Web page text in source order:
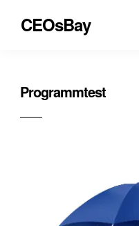
CEOsBay
Programmtest